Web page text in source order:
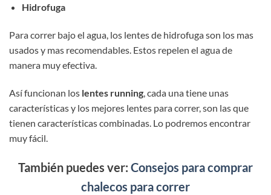
Hidrofuga
Para correr bajo el agua, los lentes de hidrofuga son los mas
usados y mas recomendables. Estos repelen el agua de
manera muy efectiva.
Así funcionan los lentes running , cada una tiene unas
características y los mejores lentes para correr, son las que
tienen características combinadas. Lo podremos encontrar
muy fácil.
También puedes ver: Consejos para comprar
chalecos para correr